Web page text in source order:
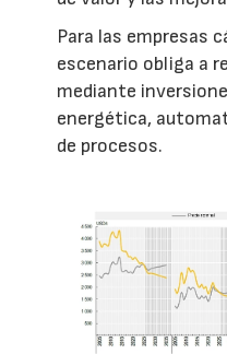
Para las empresas
escenario obliga a
mediante
energética,
de procesos.